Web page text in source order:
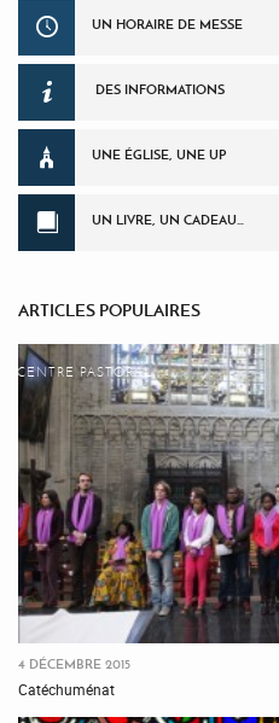
UN HORAIRE DE MESSE
DES INFORMATIONS
UNE ÉGLISE, UNE UP
UN LIVRE, UN CADEAU…
ARTICLES POPULAIRES
CENTRE PASTORAL
4 DÉCEMBRE 2015
Catéchuménat